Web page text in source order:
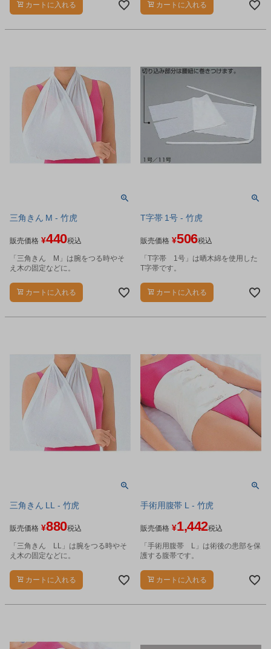
カートに入れる カートに入れる
三角きん M - 竹虎
販売価格 ¥440税込
「三角きん M」は腕をつる時やそ
え木の固定などに。
カートに入れる
T字帯 1号 - 竹虎
販売価格 ¥506税込
「T字帯 1号」は晒木綿を使用した
T字帯です。
カートに入れる
三角きん LL - 竹虎
販売価格 ¥880税込
「三角きん LL」は腕をつる時やそ
え木の固定などに。
カートに入れる
手術用腹帯 L - 竹虎
販売価格 ¥1,442税込
「手術用腹帯 L」は術後の患部を保
護する腹帯です。
カートに入れる